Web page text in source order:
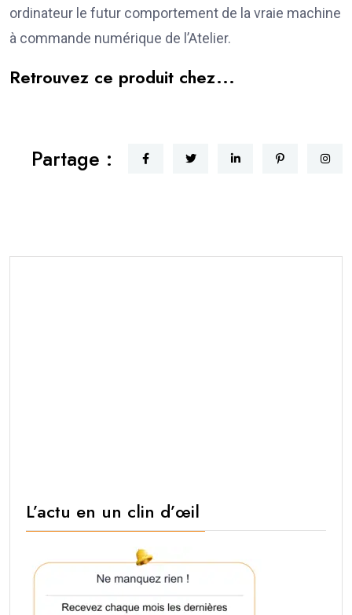
ordinateur le futur comportement de la vraie machine
à commande numérique de l’Atelier.
Retrouvez ce produit chez...
Partage :
L’actu en un clin d’œil